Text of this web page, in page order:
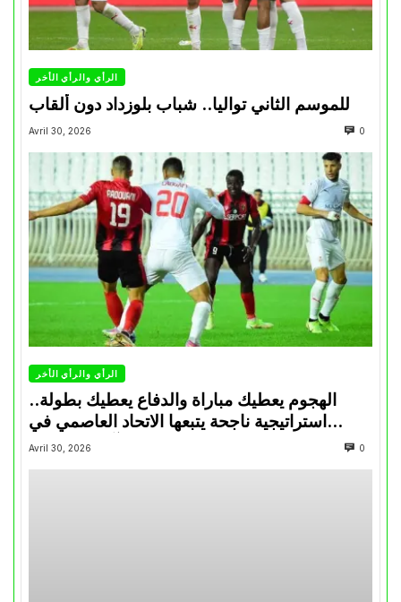
الرأي والرأي الأخر
للموسم الثاني تواليا.. شباب بلوزداد دون ألقاب
Avril 30, 2026 0
الرأي والرأي الأخر
الهجوم يعطيك مباراة والدفاع يعطيك بطولة..
استراتيجية ناجحة يتبعها الاتحاد العاصمي في
تتويجاته آخر السنوات
Avril 30, 2026 0